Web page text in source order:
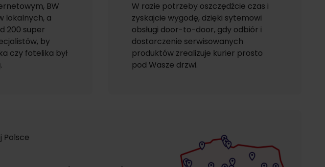
BW
lokalnych, a
200 super
by
czy fotelika był
W razie potrzeby oszczędźcie czas i
zyskajcie wygodę, dzięki sytemowi
obsługi door-to-door, gdy odbiór i
dostarczenie serwisowanych
produktów zrealizuje kurier prosto
pod Wasze drzwi.
Polsce